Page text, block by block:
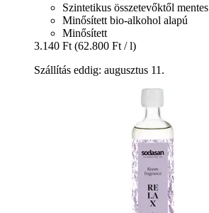
Szintetikus összetevőktől mentes
Minősített bio-alkohol alapú
Minősített
3.140 Ft (62.800 Ft / l)
Szállítás eddig: augusztus 11.